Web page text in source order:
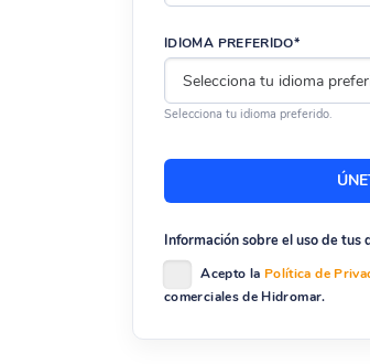
IDIOMA PREFERIDO*
Selecciona tu idioma preferido.
Información sobre el uso de tus
Acepto la Política de
comerciales de Hidromar.